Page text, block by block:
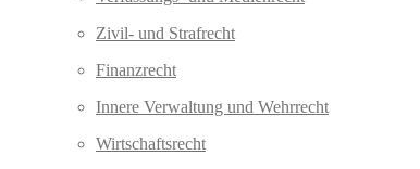
Zivil- und Strafrecht
Finanzrecht
Innere Verwaltung und Wehrrecht
Wirtschaftsrecht